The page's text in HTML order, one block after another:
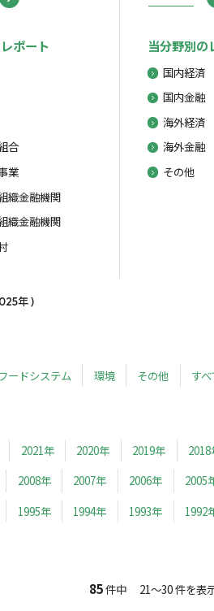
ポート
合
業
織金融機関
織金融機関
当分野別の
国内経済
国内金融
海外経済
海外金融
その他
年 )
ードシステム 環境 その他 すべ
2021年 2020年 2019年 2018
2008年 2007年 2006年 2005
1995年 1994年 1993年 1992
85件中 21～30 件を表